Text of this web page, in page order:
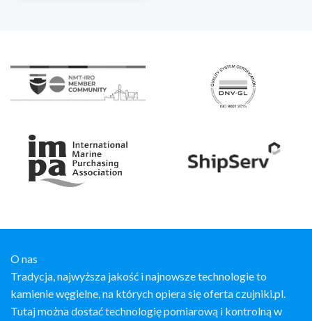
O nas
Tradycja, najwyższa jakość i najnowsze technologie to
kamienie węgielne, na których opiera się oferta czujniki.pl.
Tutaj można dostać technologię pomiarową i kontrolną w